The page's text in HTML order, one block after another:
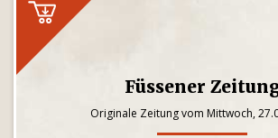
Füssener
Originale Zeitung vom Mittwoch,